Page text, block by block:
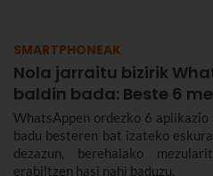
SMARTPHONEAK
Nola jarraitu bizirik
baldin bada: Beste 6
WhatsAppen ordezko 6
badu besteren bat izateko
dezazun, berehalako
erabiltzen hasi nahi baduzu.